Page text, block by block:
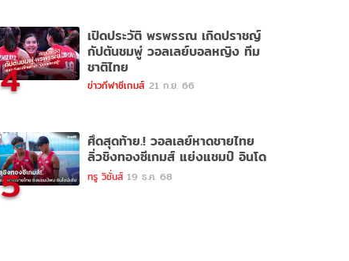
4
เปิดประวัติ พรพรรณ เกิดปราชญ์
กัปตันชมพู่ วอลเลย์บอลหญิง ทีม
ชาติไทย
ข่าวกีฬาซีเกมส์ 21 ก.ย. 66
5
ศึดสุดท้าย.! วอลเลย์หาดชายไทย
ลิ่วชิงทองซีเกมส์ แย่งแชมป์ อินโด
ทรู วิชั่นส์ 19 ธ.ค. 68